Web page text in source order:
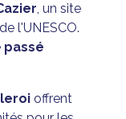
, un site
l'UNESCO.
passé
offrent